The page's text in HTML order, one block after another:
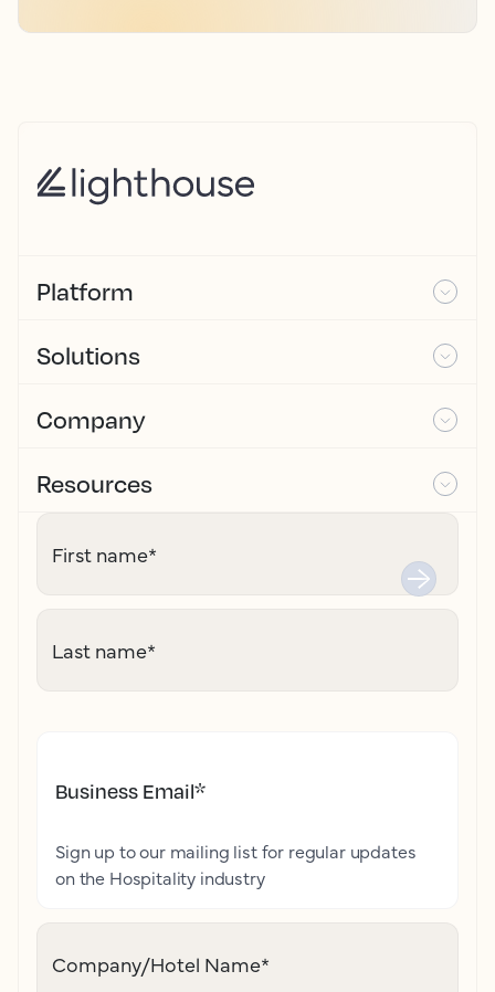
Platform
Solutions
Company
Resources
First name*
Last name*
Business Email*
Sign up to our mailing list for regular updates
on the Hospitality industry
Company/Hotel Name*